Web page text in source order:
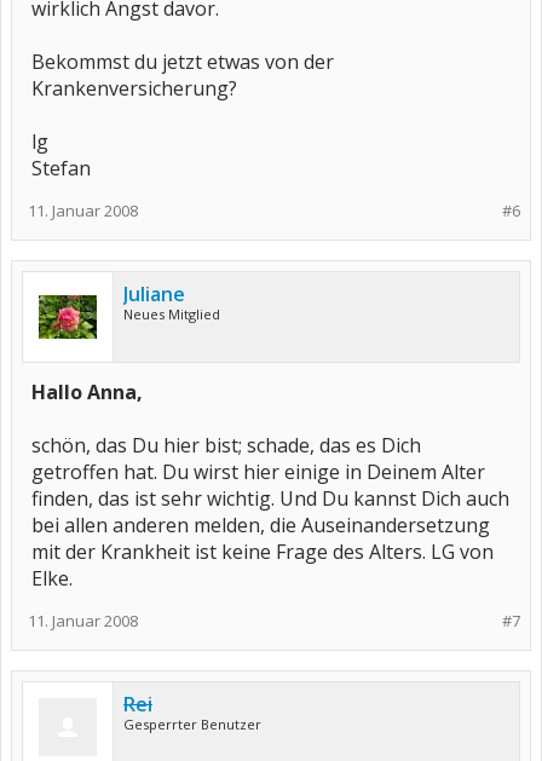
wirklich Angst davor.
Bekommst du jetzt etwas von der
Krankenversicherung?
lg
Stefan
#6
11. Januar 2008
Juliane
Neues Mitglied
Hallo Anna,
schön, das Du hier bist; schade, das es Dich
getroffen hat. Du wirst hier einige in Deinem Alter
finden, das ist sehr wichtig. Und Du kannst Dich auch
bei allen anderen melden, die Auseinandersetzung
mit der Krankheit ist keine Frage des Alters. LG von
Elke.
#7
11. Januar 2008
Rei
Gesperrter Benutzer